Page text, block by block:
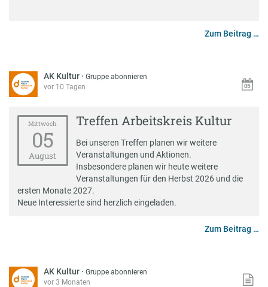
Zum Beitrag …
AK Kultur ·Gruppe abonnieren
vor 10 Tagen
Mittwoch
05
August
Treffen Arbeitskreis Kultur
Bei unseren Treffen planen wir weitere
Veranstaltungen und Aktionen.
Insbesondere planen wir heute weitere
Veranstaltungen für den Herbst 2026 und die
ersten Monate 2027.
Neue Interessierte sind herzlich eingeladen.
Zum Beitrag …
AK Kultur ·Gruppe abonnieren
vor 3 Monaten